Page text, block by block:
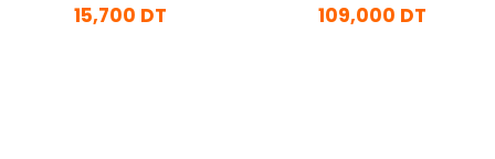
15,700 DT 109,000 DT